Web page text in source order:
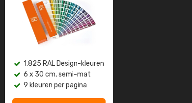
1.825 RAL Design-kleuren
6 x 30 cm, semi-mat
9 kleuren per pagina